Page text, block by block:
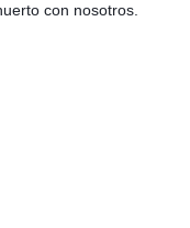
con nosotros.